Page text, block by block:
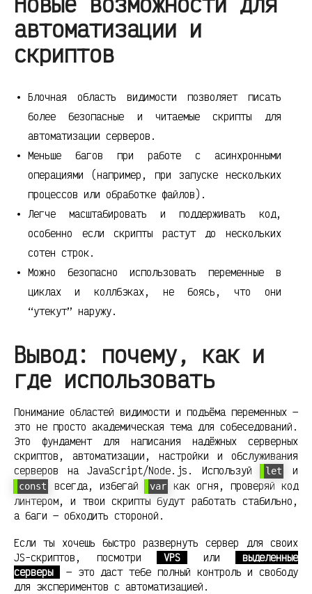
автоматизации и
скриптов
Блочная область видимости позволяет писать
более безопасные и читаемые скрипты для
автоматизации серверов.
Меньше багов при работе с асинхронными
операциями (например, при запуске нескольких
процессов или обработке файлов).
Легче масштабировать и поддерживать код,
особенно если скрипты растут до нескольких
сотен строк.
Можно безопасно использовать переменные в
циклах и коллбэках, не боясь, что они
“утекут” наружу.
Вывод: почему, как и
где использовать
Понимание областей видимости и подъёма переменных —
это не просто академическая тема для собеседований.
Это фундамент для написания надёжных серверных
скриптов, автоматизации, настройки и обслуживания
серверов на JavaScript/Node.js. Используй
let и
const всегда, избегай var
как огня, проверяй код
линтером, и твои скрипты будут работать стабильно,
а баги — обходить стороной.
Если ты хочешь быстро развернуть сервер для своих
JS-скриптов, посмотри
VPS или
выделенные
серверы
— это даст тебе полный контроль и свободу
для экспериментов с автоматизацией.